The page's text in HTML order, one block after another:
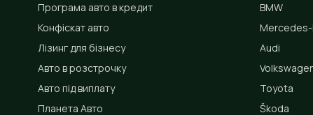
Програма авто в кредит
Конфіскат авто
Лізинг для бізнесу
Авто в розстрочку
Авто під виплату
Планета Авто
BMW
Audi
Toyota
Škoda